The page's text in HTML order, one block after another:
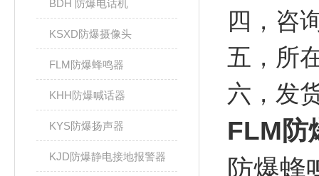
BDH 防爆电话机
KSXD防爆摄像头
FLM防爆蜂鸣器
KHH防爆喊话器
KYS防爆扬声器
KJD防爆静电接地报警器
四，咨
五，所
六，发
FLM防
防爆蜂